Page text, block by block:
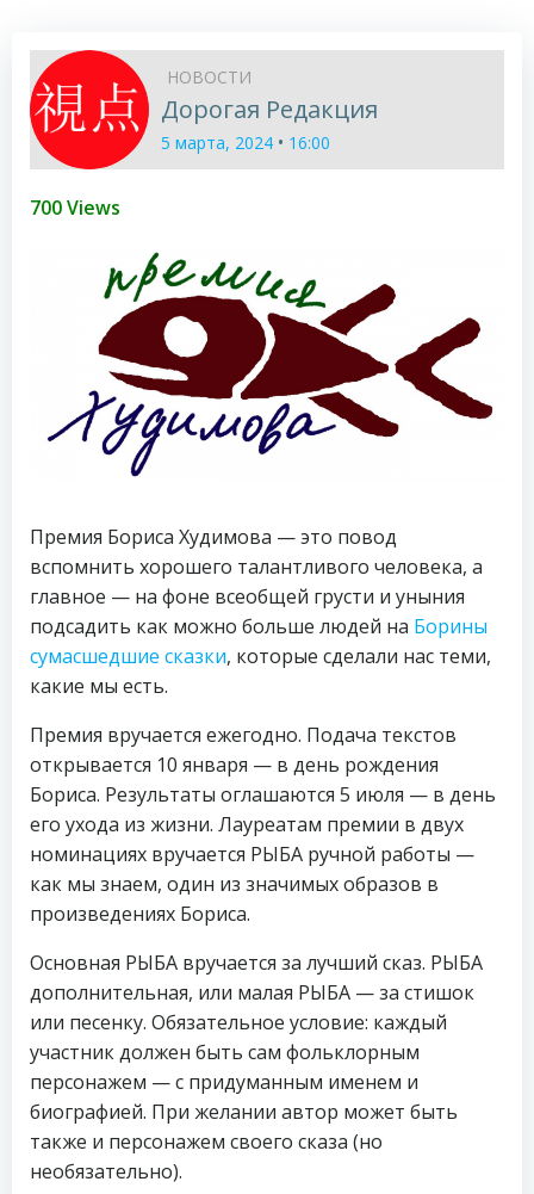
НОВОСТИ
Дорогая Редакция
5 марта, 2024 • 16:00
700 Views
Премия Бориса Худимова — это повод
вспомнить хорошего талантливого человека, а
главное — на фоне всеобщей грусти и уныния
подсадить как можно больше людей на Борины
сумасшедшие сказки, которые сделали нас теми,
какие мы есть.
Премия вручается ежегодно. Подача текстов
открывается 10 января — в день рождения
Бориса. Результаты оглашаются 5 июля — в день
его ухода из жизни. Лауреатам премии в двух
номинациях вручается РЫБА ручной работы —
как мы знаем, один из значимых образов в
произведениях Бориса.
Основная РЫБА вручается за лучший сказ. РЫБА
дополнительная, или малая РЫБА — за стишок
или песенку. Обязательное условие: каждый
участник должен быть сам фольклорным
персонажем — с придуманным именем и
биографией. При желании автор может быть
также и персонажем своего сказа (но
необязательно).